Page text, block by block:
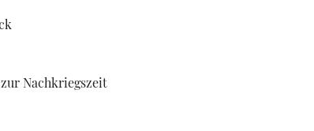
Nachkriegszeit